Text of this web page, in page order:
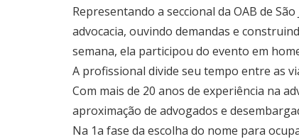
Representando a seccional da OAB de
advocacia, ouvindo demandas e
semana, ela participou do evento em
A profissional divide seu tempo entre as
Com mais de 20 anos de experiência na
aproximação de advogados e
Na 1a fase da escolha do nome para